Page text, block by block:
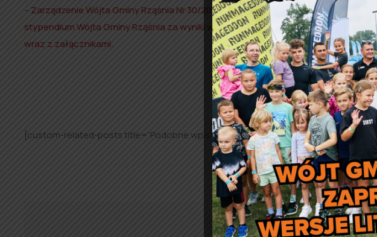
– Zarządzenie Wójta Gminy Rząśnia Nr 30/2018 z dnia 18 czerwca 2018 r. w
stypendium Wójta Gminy Rząśnia za wyniki w nauce dla uczniów szkół
wraz z załącznikami.
[custom-related-posts title=”Podobne wpisy:” none_text=”None found”